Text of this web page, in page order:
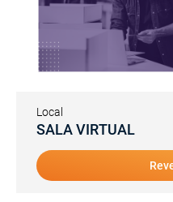
Local
SALA VIRTUAL